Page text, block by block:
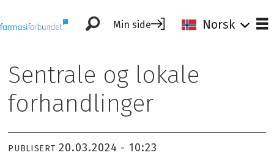
Min side Norsk
Sentrale og lokale
forhandlinger
PUBLISERT 20.03.2024 - 10:23